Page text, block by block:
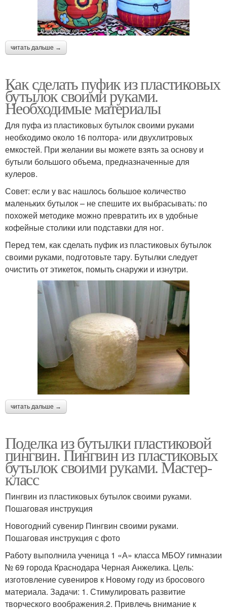
читать дальше →
Как сделать пуфик из пластиковых
бутылок своими руками.
Необходимые материалы
Для пуфа из пластиковых бутылок своими руками
необходимо около 16 полтора- или двухлитровых
емкостей. При желании вы можете взять за основу и
бутыли большого объема, предназначенные для
кулеров.
Совет: если у вас нашлось большое количество
маленьких бутылок – не спешите их выбрасывать: по
похожей методике можно превратить их в удобные
кофейные столики или подставки для ног.
Перед тем, как сделать пуфик из пластиковых бутылок
своими руками, подготовьте тару. Бутылки следует
очистить от этикеток, помыть снаружи и изнутри.
читать дальше →
Поделка из бутылки пластиковой
пингвин. Пингвин из пластиковых
бутылок своими руками. Мастер-
класс
Пингвин из пластиковых бутылок своими руками.
Пошаговая инструкция
Новогодний сувенир Пингвин своими руками.
Пошаговая инструкция с фото
Работу выполнила ученица 1 «А» класса МБОУ гимназии
№ 69 города Краснодара Черная Анжелика. Цель:
изготовление сувениров к Новому году из бросового
материала. Задачи: 1. Стимулировать развитие
творческого воображения.2. Привлечь внимание к